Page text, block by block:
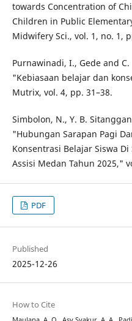
towards Concentration of
Children in Public
Midwifery Sci., vol. 1, no. 1,
Purnawinadi, I., Gede and
"Kebiasaan belajar dan
Mutrix, vol. 4, pp. 31–38.
Simbolon, N., Y. B.
"Hubungan Sarapan Pagi
Konsentrasi Belajar Siswa
Assisi Medan Tahun 2025,"
PDF
Published
2025-12-26
How to Cite